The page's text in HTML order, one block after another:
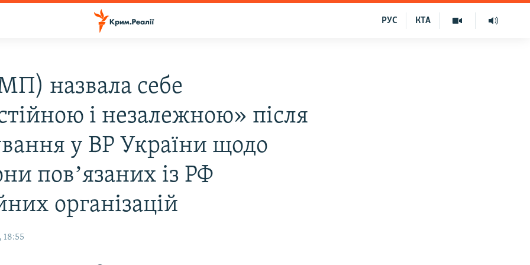
КТА
РУС
назвала себе
і незалежною» після
у ВР України щодо
повʼязаних із РФ
організацій
18:55